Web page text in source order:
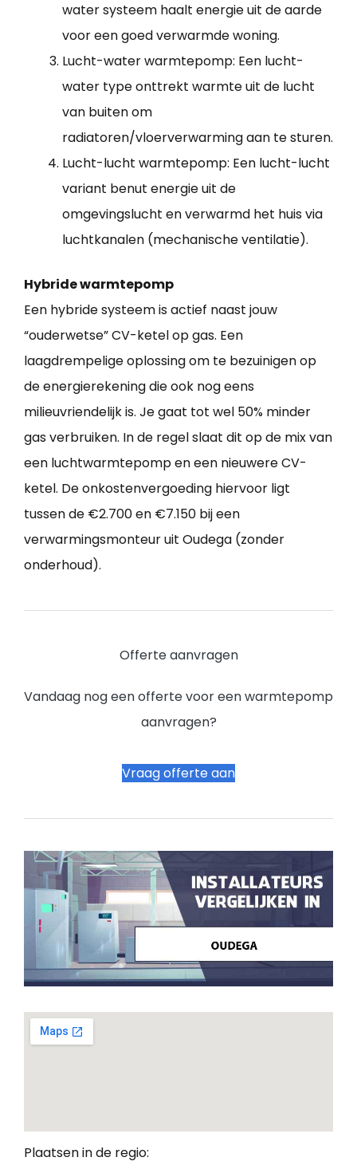
water systeem haalt energie uit de aarde
voor een goed verwarmde woning.
Lucht-water warmtepomp: Een lucht-
water type onttrekt warmte uit de lucht
van buiten om
radiatoren/vloerverwarming aan te sturen.
Lucht-lucht warmtepomp: Een lucht-lucht
variant benut energie uit de
omgevingslucht en verwarmd het huis via
luchtkanalen (mechanische ventilatie).
Hybride warmtepomp
Een hybride systeem is actief naast jouw
“ouderwetse” CV-ketel op gas. Een
laagdrempelige oplossing om te bezuinigen op
de energierekening die ook nog eens
milieuvriendelijk is. Je gaat tot wel 50% minder
gas verbruiken. In de regel slaat dit op de mix van
een luchtwarmtepomp en een nieuwere CV-
ketel. De onkostenvergoeding hiervoor ligt
tussen de €2.700 en €7.150 bij een
verwarmingsmonteur uit Oudega (zonder
onderhoud).
Offerte aanvragen
Vandaag nog een offerte voor een warmtepomp
aanvragen?
Vraag offerte aan
Plaatsen in de regio: